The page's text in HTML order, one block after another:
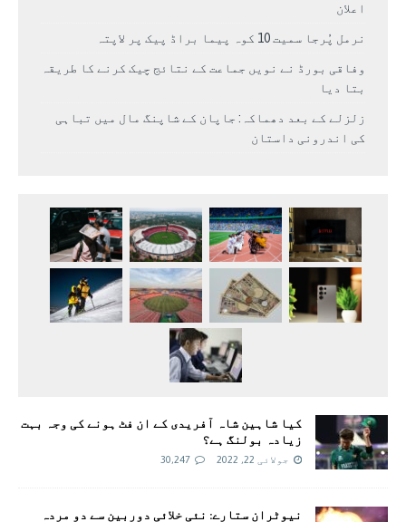
اعلان
نرمل پُرجا سمیت 10 کوہ پیما براڈ پیک پر لاپتہ
وفاقی بورڈ نے نویں جماعت کے نتائج چیک کرنے کا طریقہ
بتا دیا
زلزلے کے بعد دھماکہ: جاپان کے شاپنگ مال میں تباہی
کی اندرونی داستان
کیا شاہین شاہ آفریدی کے ان فٹ ہونے کی وجہ بہت
زیادہ بولنگ ہے؟
جولائی 22, 2022 30,247
نیوٹران ستارے: نئی خلائی دوربین سے دو مردہ